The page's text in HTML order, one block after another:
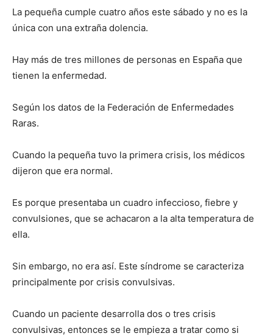
La pequeña cumple cuatro años este sábado y no es la
única con una extraña dolencia.
Hay más de tres millones de personas en España que
tienen la enfermedad.
Según los datos de la Federación de Enfermedades
Raras.
Cuando la pequeña tuvo la primera crisis, los médicos
dijeron que era normal.
Es porque presentaba un cuadro infeccioso, fiebre y
convulsiones, que se achacaron a la alta temperatura de
ella.
Sin embargo, no era así. Este síndrome se caracteriza
principalmente por crisis convulsivas.
Cuando un paciente desarrolla dos o tres crisis
convulsivas, entonces se le empieza a tratar como si